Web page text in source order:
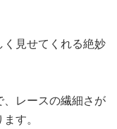
見せてくれる絶妙
レースの繊細さが
す。